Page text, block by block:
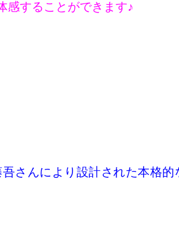
感することができます♪
さんにより設計された本格的